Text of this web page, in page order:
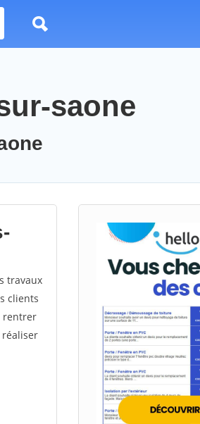
saone
travaux
clients
rentrer